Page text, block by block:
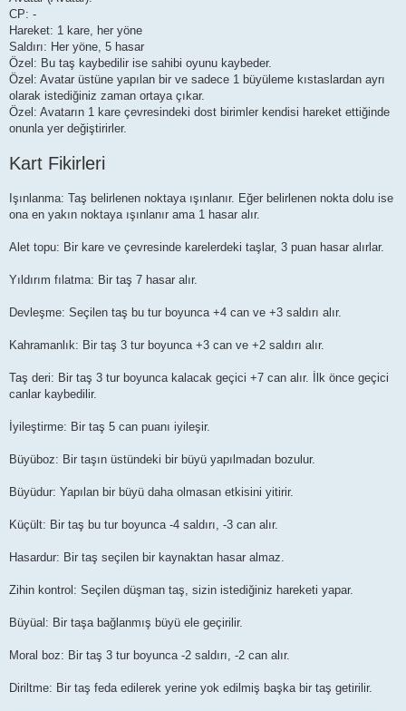
CP: -
Hareket: 1 kare, her yöne
Saldırı: Her yöne, 5 hasar
Özel: Bu taş kaybedilir ise sahibi oyunu kaybeder.
Özel: Avatar üstüne yapılan bir ve sadece 1 büyüleme kıstaslardan ayrı
olarak istediğiniz zaman ortaya çıkar.
Özel: Avatarın 1 kare çevresindeki dost birimler kendisi hareket ettiğinde
onunla yer değiştirirler.
Kart Fikirleri
Işınlanma: Taş belirlenen noktaya ışınlanır. Eğer belirlenen nokta dolu ise
ona en yakın noktaya ışınlanır ama 1 hasar alır.
Alet topu: Bir kare ve çevresinde karelerdeki taşlar, 3 puan hasar alırlar.
Yıldırım fılatma: Bir taş 7 hasar alır.
Devleşme: Seçilen taş bu tur boyunca +4 can ve +3 saldırı alır.
Kahramanlık: Bir taş 3 tur boyunca +3 can ve +2 saldırı alır.
Taş deri: Bir taş 3 tur boyunca kalacak geçici +7 can alır. İlk önce geçici
canlar kaybedilir.
İyileştirme: Bir taş 5 can puanı iyileşir.
Büyüboz: Bir taşın üstündeki bir büyü yapılmadan bozulur.
Büyüdur: Yapılan bir büyü daha olmasan etkisini yitirir.
Küçült: Bir taş bu tur boyunca -4 saldırı, -3 can alır.
Hasardur: Bir taş seçilen bir kaynaktan hasar almaz.
Zihin kontrol: Seçilen düşman taş, sizin istediğiniz hareketi yapar.
Büyüal: Bir taşa bağlanmış büyü ele geçirilir.
Moral boz: Bir taş 3 tur boyunca -2 saldırı, -2 can alır.
Diriltme: Bir taş feda edilerek yerine yok edilmiş başka bir taş getirilir.